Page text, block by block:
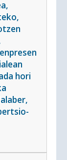
hori